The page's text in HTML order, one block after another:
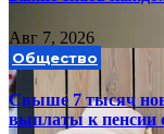
Авг 7, 2026
Общество
Свыше 7 тысяч
выплаты к